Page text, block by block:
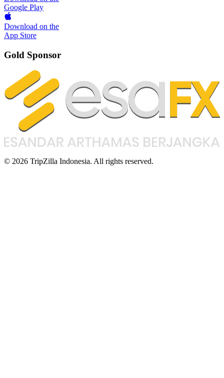
Google Play
Download on the
App Store
Gold Sponsor
© 2026 TripZilla Indonesia. All rights reserved.